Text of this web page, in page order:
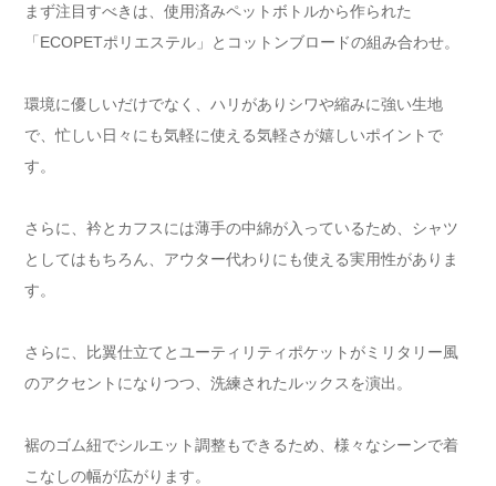
まず注目すべきは、使用済みペットボトルから作られた
「ECOPETポリエステル」とコットンブロードの組み合わせ。
環境に優しいだけでなく、ハリがありシワや縮みに強い生地
で、忙しい日々にも気軽に使える気軽さが嬉しいポイントで
す。
さらに、衿とカフスには薄手の中綿が入っているため、シャツ
としてはもちろん、アウター代わりにも使える実用性がありま
す。
さらに、比翼仕立てとユーティリティポケットがミリタリー風
のアクセントになりつつ、洗練されたルックスを演出。
裾のゴム紐でシルエット調整もできるため、様々なシーンで着
こなしの幅が広がります。